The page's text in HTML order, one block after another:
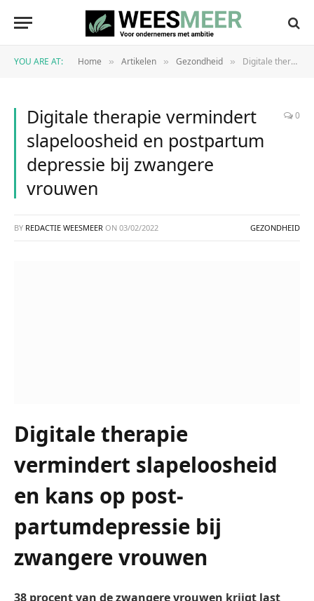
YOU ARE AT: Home » Artikelen » Gezondheid » Digitale therapie vermindert slapeloosheid en postpartum depressie bij zwangere vrouwen
Digitale therapie vermindert
slapeloosheid en postpartum
depressie bij zwangere
vrouwen
0
BY REDACTIE WEESMEER ON 03/02/2022 GEZONDHEID
Digitale therapie
vermindert slapeloosheid
en kans op post-
partumdepressie bij
zwangere vrouwen
38 procent van de zwangere vrouwen krijgt last